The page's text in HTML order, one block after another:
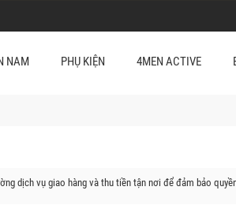
NAM PHỤ KIỆN 4MEN ACTIVE
dịch vụ giao hàng và thu tiền tận nơi để đảm bảo